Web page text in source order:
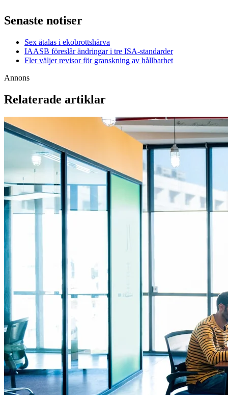
Senaste notiser
Sex åtalas i ekobrottshärva
IAASB föreslår ändringar i tre ISA-standarder
Fler väljer revisor för granskning av hållbarhet
Annons
Relaterade artiklar